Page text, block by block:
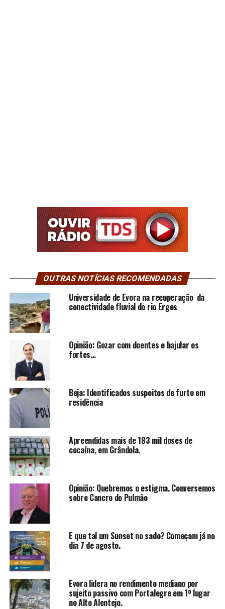
OUTRAS NOTÍCIAS RECOMENDADAS
Universidade de Évora na recuperação da
conectividade fluvial do rio Erges
Opinião: Gozar com doentes e bajular os
fortes…
Beja: Identificados suspeitos de furto em
residência
Apreendidas mais de 183 mil doses de
cocaína, em Grândola.
Opinião: Quebremos o estigma. Conversemos
sobre Cancro do Pulmão
E que tal um Sunset no sado? Começam já no
dia 7 de agosto.
Évora lidera no rendimento mediano por
sujeito passivo com Portalegre em 1º lugar
no Alto Alentejo.